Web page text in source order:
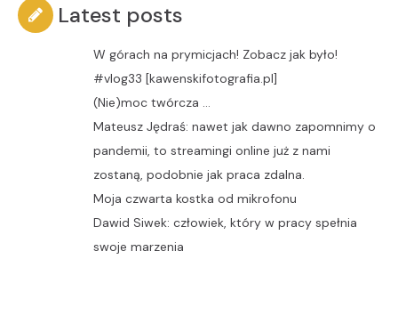
Latest posts
W górach na prymicjach! Zobacz jak było!
#vlog33 [kawenskifotografia.pl]
(Nie)moc twórcza …
Mateusz Jędraś: nawet jak dawno zapomnimy o
pandemii, to streamingi online już z nami
zostaną, podobnie jak praca zdalna.
Moja czwarta kostka od mikrofonu
Dawid Siwek: człowiek, który w pracy spełnia
swoje marzenia